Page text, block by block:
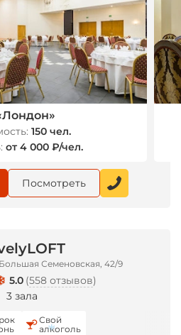
150 чел.
от 4 000 ₽/чел.
Посмотреть
Семеновская, 42/9
5.0 (558 отзывов)
3 зала
Свой
алкоголь